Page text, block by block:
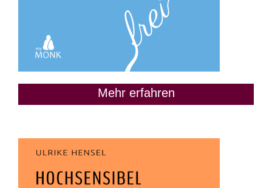
Mehr erfahren